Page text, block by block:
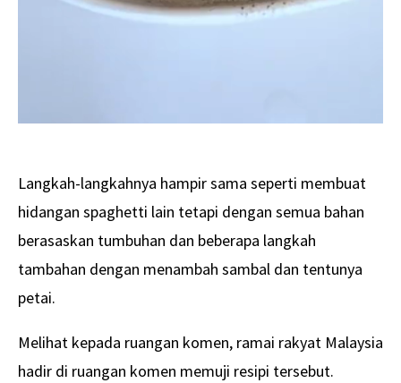
Langkah-langkahnya hampir sama seperti membuat
hidangan spaghetti lain tetapi dengan semua bahan
berasaskan tumbuhan dan beberapa langkah
tambahan dengan menambah sambal dan tentunya
petai.
Melihat kepada ruangan komen, ramai rakyat Malaysia
hadir di ruangan komen memuji resipi tersebut.